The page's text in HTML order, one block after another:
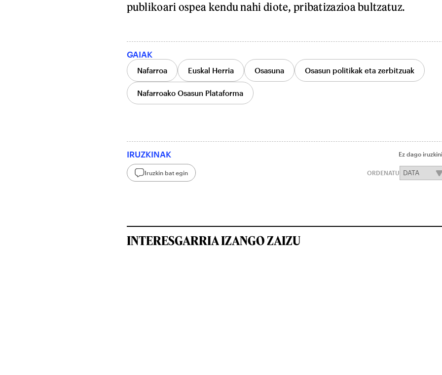
publikoari ospea kendu nahi diote, pribatizazioa bultzatuz.
GAIAK
Nafarroa Euskal Herria Osasuna Osasun politikak eta zerbitzuak
Nafarroako Osasun Plataforma
IRUZKINAK Ez dago
Iruzkin bat egin ORDENATU
INTERESGARRIA IZANGO ZAIZU